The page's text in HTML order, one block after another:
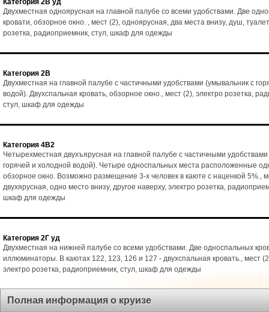
Категория 2В уд
Двухместная одноярусная на главной палубе со всеми удобствами. Две
кровати, обзорное окно. , мест (2), одноярусная, два места внизу, душ,
розетка, радиоприемник, стул, шкаф для одежды
Категория 2В
Двухместная на главной палубе с частичными удобствами (умывальник с
водой). Двухспальная кровать, обзорное окно., мест (2), электро розетка,
стул, шкаф для одежды
Категория 4В2
Четырехместная двухъярусная на главной палубе с частичными удобствами
горячей и холодной водой). Четыре односпальных места расположенные
обзорное окно. Возможно размещение 3-х человек в каюте с наценкой 5%.,
двухярусная, одно место внизу, другое наверху, электро розетка,
шкаф для одежды
Категория 2Г уд
Двухместная на нижней палубе со всеми удобствами. Две односпальных
иллюминаторы. В каютах 122, 123, 126 и 127 - двухспальная кровать., мест
электро розетка, радиоприемник, стул, шкаф для одежды
Полная информация о круизе